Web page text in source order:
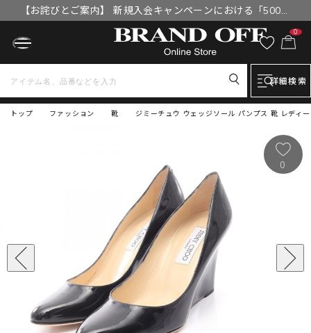
【お詫びとご案内】 新規入会キャンペーンにおける「500円
OFFクーポン」付与漏れと補填について
0
詳細検索
トップ ジミーチュウ ウェッジソール パンプス 靴 レディ
ファッション 靴
0